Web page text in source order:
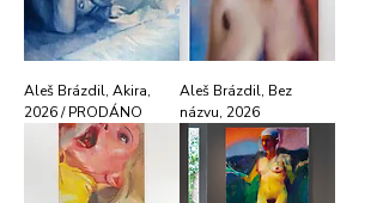
Aleš Brázdil, Akira,
2026 / PRODÁNO
Aleš Brázdil, Bez
názvu, 2026